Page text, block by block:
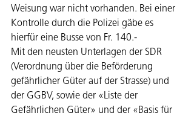
Weisung war nicht vorhanden. Bei einer
Kontrolle durch die Polizei gäbe es
hierfür eine Busse von Fr. 140.-
Mit den neusten Unterlagen der SDR
(Verordnung über die Beförderung
gefährlicher Güter auf der Strasse) und
der GGBV, sowie der «Liste der
Gefährlichen Güter» und der «Basis für